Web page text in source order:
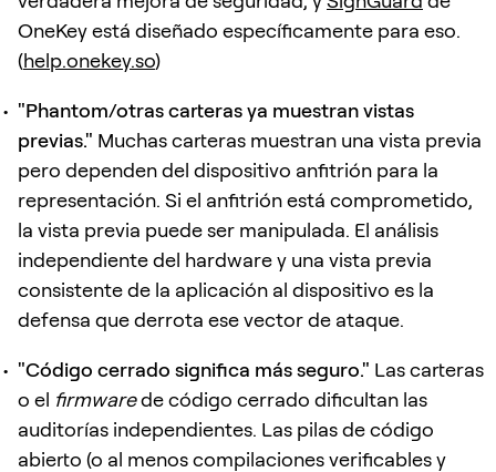
OneKey está diseñado específicamente para eso.
(help.onekey.so)
"Phantom/otras carteras ya muestran vistas
previas." Muchas carteras muestran una vista previa
pero dependen del dispositivo anfitrión para la
representación. Si el anfitrión está comprometido,
la vista previa puede ser manipulada. El análisis
independiente del hardware y una vista previa
consistente de la aplicación al dispositivo es la
defensa que derrota ese vector de ataque.
"Código cerrado significa más seguro." Las carteras
o el firmwarede código cerrado dificultan las
auditorías independientes. Las pilas de código
abierto (o al menos compilaciones verificables y